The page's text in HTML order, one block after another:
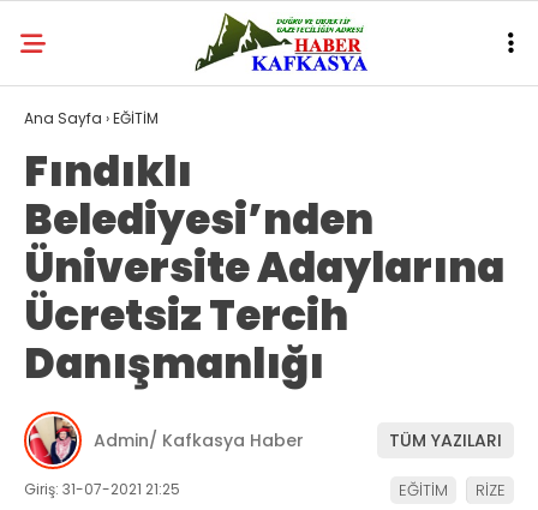
Ana Sayfa ›EĞİTİM
Fındıklı
Belediyesi’nden
Üniversite Adaylarına
Ücretsiz Tercih
Danışmanlığı
Admin/ Kafkasya Haber TÜM YAZILARI
Giriş: 31-07-2021 21:25 EĞİTİM RİZE